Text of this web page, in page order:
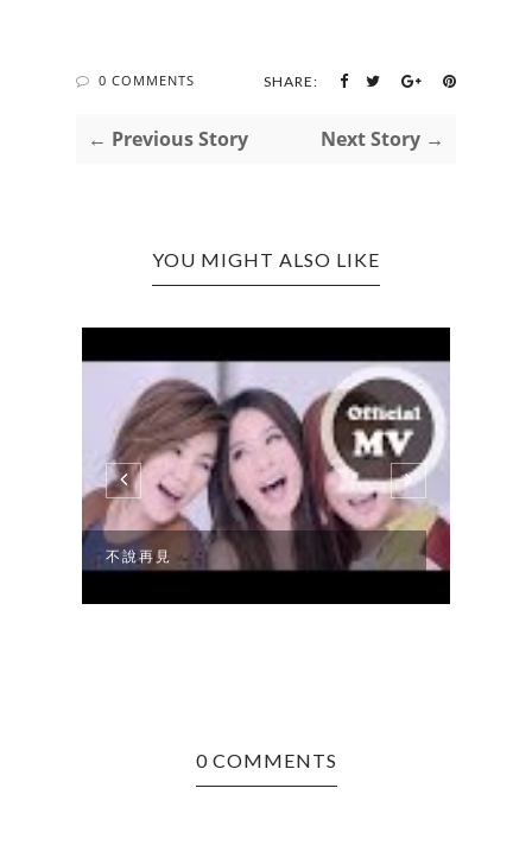
0 COMMENTS SHARE:
← Previous Story Next Story →
YOU MIGHT ALSO LIKE
不說再見
0 COMMENTS